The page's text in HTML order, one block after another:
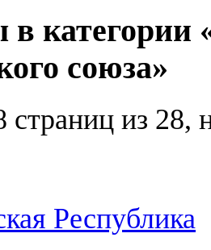
категории
союза»
страниц из 28,
Республика